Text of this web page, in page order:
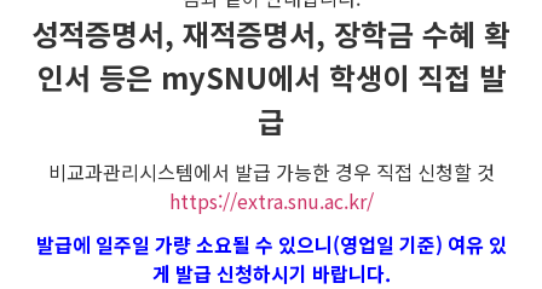
성적증명서, 재적증명서, 장학금 수혜 확
인서 등은 mySNU에서 학생이 직접 발
급
비교과관리시스템에서 발급 가능한 경우 직접 신청할 것
https://extra.snu.ac.kr/
발급에 일주일 가량 소요될 수 있으니(영업일 기준) 여유 있
게 발급 신청하시기 바랍니다.